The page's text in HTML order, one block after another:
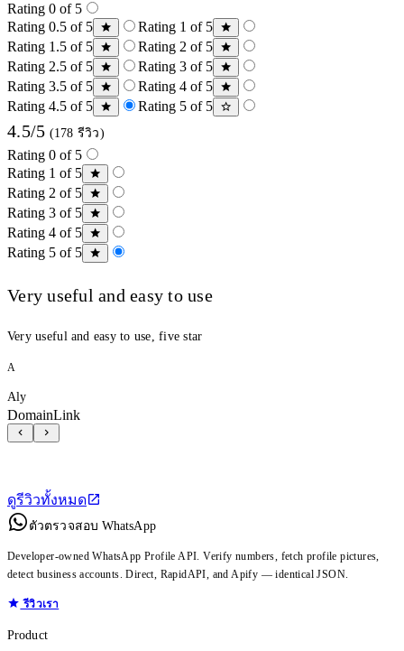
Rating 0 of 5
Rating 0.5 of 5
Rating 1 of 5
Rating 1.5 of 5
Rating 2 of 5
Rating 2.5 of 5
Rating 3 of 5
Rating 3.5 of 5
Rating 4 of 5
Rating 4.5 of 5
Rating 5 of 5
4.5/5 (178 รีวิว)
Rating 0 of 5
Rating 1 of 5
Rating 2 of 5
Rating 3 of 5
Rating 4 of 5
Rating 5 of 5
Very useful and easy to use
Very useful and easy to use, five star
A
Aly
DomainLink
ดูรีวิวทั้งหมด
ตัวตรวจสอบ WhatsApp
Developer-owned WhatsApp Profile API. Verify numbers, fetch profile pictures,
detect business accounts. Direct, RapidAPI, and Apify — identical JSON.
รีวิวเรา
Product